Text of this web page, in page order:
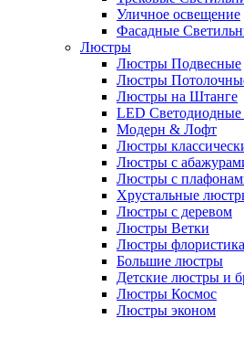
Уличное освещение
Фасадные
Люстры
Люстры Подвесные
Люстры
Люстры на Штанге
LED
Модерн & Лофт
Люстры
Люстры с
Люстры с
Хрустальные
Люстры с деревом
Люстры Ветки
Люстры флористика
Большие люстры
Детские люстры и
Люстры Космос
Люстры эконом